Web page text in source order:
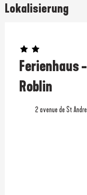
Lokalisierung
Ferienhaus -
Roblin
Prestataire engagé
2 avenue de St